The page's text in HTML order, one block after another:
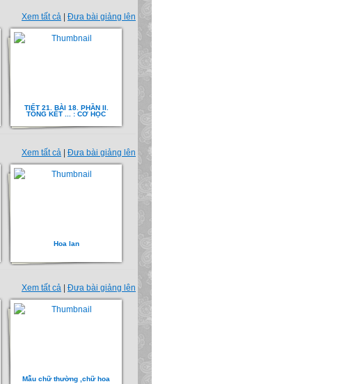
Xem tất cả Đưa bài giảng lên
TIẾT 21. BÀI 18. PHẦN II.
TỔNG KẾT ... : CƠ HỌC
Xem tất cả | Đưa bài giảng lên
Hoa lan
Xem tất cả Đưa bài giảng lên
Mẫu chữ thường ,chữ hoa